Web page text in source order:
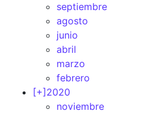
septiembre
agosto
junio
abril
marzo
febrero
[+] 2020
noviembre